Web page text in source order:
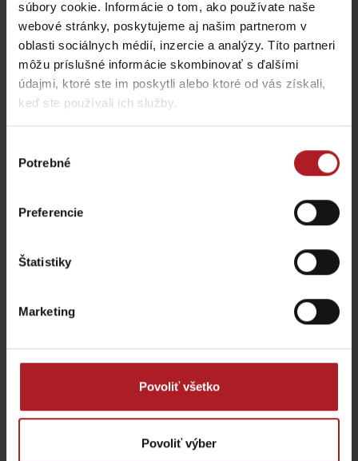
súbory cookie. Informácie o tom, ako používate naše
webové stránky, poskytujeme aj našim partnerom v
oblasti sociálnych médií, inzercie a analýzy. Títo partneri
môžu príslušné informácie skombinovať s ďalšími
údajmi, ktoré ste im poskytli alebo ktoré od vás získali,
keď ste používali ich služby.
súhlasu
Potrebné
Preferencie
Štatistiky
Marketing
Povoliť všetko
Povoliť výber
Opíšte nám svoj zážitok
Vaša e-mailová adresa nebude zverejnená. Vyžadované polia sú
označené*
Komentár*
Google. Ochrana súkromia
Nezabudnite si prečítať aj ďalšie články